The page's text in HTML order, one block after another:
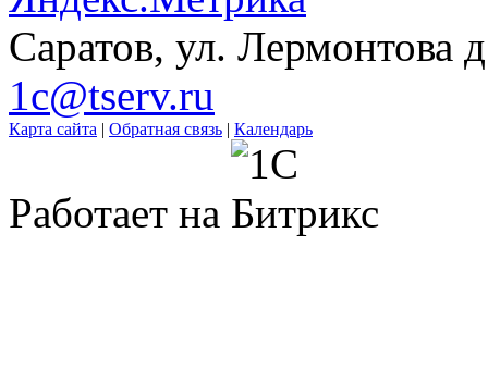
Саратов, ул. Лермонтова
1c@tserv.ru
Карта сайта | Обратная связь | Календарь
Работает на